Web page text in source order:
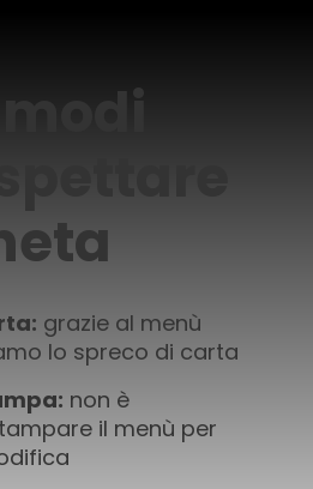
grazie al menù
lo spreco di carta
non è
il menù per